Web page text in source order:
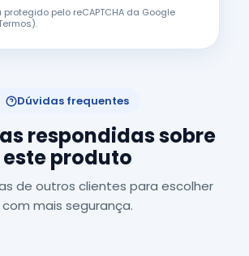
protegido pelo reCAPTCHA da Google
).
Dúvidas frequentes
respondidas sobre
este produto
de outros clientes para escolher
com mais segurança.